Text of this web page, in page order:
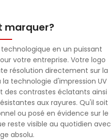
marquer?
en un puissant
votre entreprise. Votre logo
résolution directement sur la
technologie d'impression UV
des contrastes éclatants ainsi
aux rayures. Qu'il soit
ou posé en évidence sur le
reste visible au quotidien avec
absolu.